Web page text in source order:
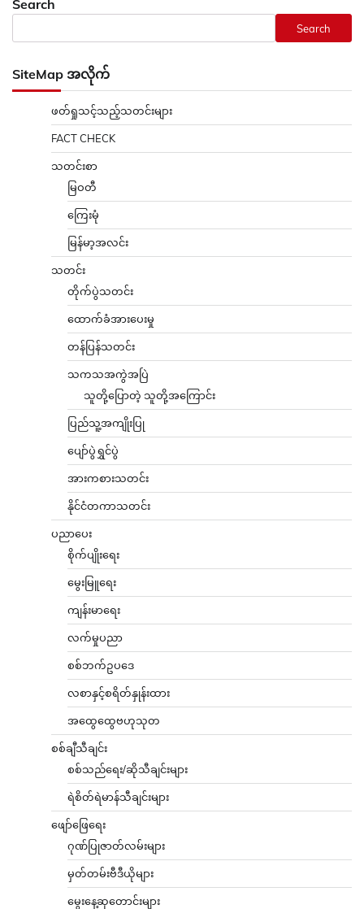
Search
Search
SiteMap အလိုက်
ဖတ်ရှုသင့်သည့်သတင်းများ
FACT CHECK
သတင်းစာ
မြဝတီ
ကြေးမုံ
မြန်မာ့အလင်း
သတင်း
တိုက်ပွဲသတင်း
ထောက်ခံအားပေးမှု
တန်ပြန်သတင်း
သကသအကွဲအပြဲ
သူတို့ပြောတဲ့ သူတို့အကြောင်း
ပြည်သူ့အကျိုးပြု
ပျော်ပွဲရွှင်ပွဲ
အားကစားသတင်း
နိုင်ငံတကာသတင်း
ပညာပေး
စိုက်ပျိုးရေး
မွေးမြူရေး
ကျန်းမာရေး
လက်မှုပညာ
စစ်ဘက်ဥပဒေ
လစာနှင့်စရိတ်နှုန်းထား
အထွေထွေဗဟုသုတ
စစ်ချီသီချင်း
စစ်သည်ရေး/ဆိုသီချင်းများ
ရဲစိတ်ရဲမာန်သီချင်းများ
ဖျော်ဖြေရေး
ဂုဏ်ပြုဇာတ်လမ်းများ
မှတ်တမ်းဗီဒီယိုများ
မွေးနေ့ဆုတောင်းများ